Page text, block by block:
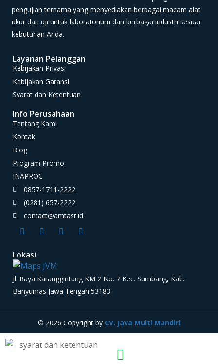
pengujian ternama yang menyediakan berbagai macam alat
ukur dan uji untuk laboratorium dan berbagai industri sesuai
kebutuhan Anda.
Layanan Pelanggan
Kebijakan Privasi
Kebijakan Garansi
Syarat dan Ketentuan
Info Perusahaan
Tentang Kami
Kontak
Blog
Program Promo
INAPROC
0857-1711-2222
(0281) 657-2222
contact@amtast.id
Lokasi
Jl. Raya Karanggintung KM 2 No. 7 Kec. Sumbang, Kab.
Banyumas Jawa Tengah 53183
© 2026 Copyright by CV. Java Multi Mandiri